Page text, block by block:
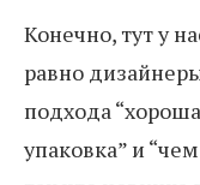
Конечно, тут у
равно
подхода
упаковка” и